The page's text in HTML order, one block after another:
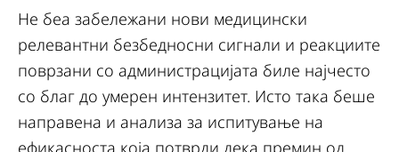
Не беа забележани нови медицински
релевантни безбедносни сигнали и реакциите
поврзани со администрацијата биле најчесто
со благ до умерен интензитет. Исто така беше
направена и анализа за испитување на
ефикасноста која потврди дека премин од